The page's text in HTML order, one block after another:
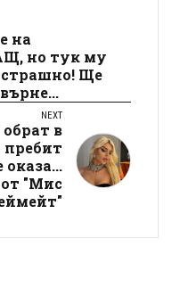
на
но тук му
Ще
NEXT
в
"Мис